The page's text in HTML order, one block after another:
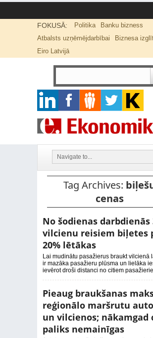
FOKUSĀ: Politika
Banku bizness
Atbalsts uzņēmējdarbībai
Biznesa
Eiro Latvijā
Tag Archives:
cenas
No šodienas darbdienās
vilcienu reisiem biļetes
20% lētākas
Lai mudinātu pasažierus braukt vilcienā
ir mazāka pasažieru plūsma un lielāka
ievērot droši distanci no citiem
Pieaug braukšanas
reģionālo maršrutu
un vilcienos; nākamgad
paliks nemainīgas